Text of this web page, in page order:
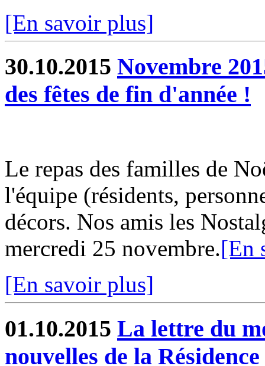
[En savoir plus]
30.10.2015 Novembre
des fêtes de fin d'année !
Le repas des familles de
l'équipe (résidents,
décors. Nos amis les
mercredi 25 novembre.[En
[En savoir plus]
01.10.2015 La lettre du
nouvelles de la